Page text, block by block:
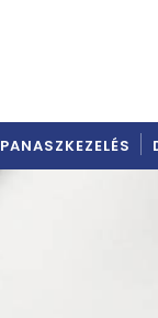
PANASZKEZELÉS